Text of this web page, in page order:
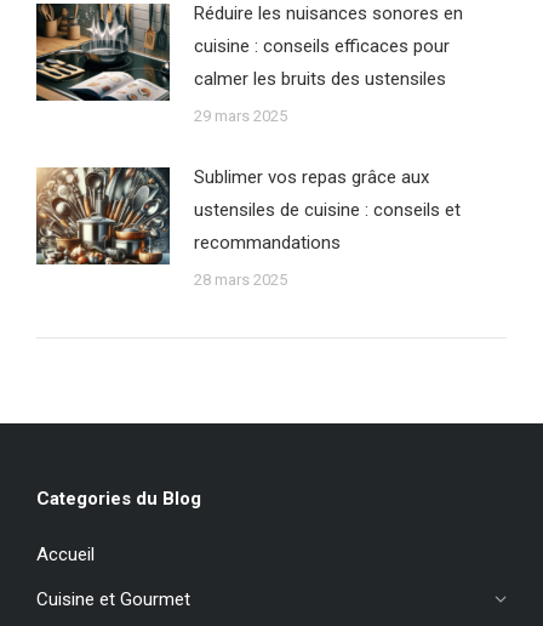
Réduire les nuisances sonores en
cuisine : conseils efficaces pour
calmer les bruits des ustensiles
29 mars 2025
Sublimer vos repas grâce aux
ustensiles de cuisine : conseils et
recommandations
28 mars 2025
Categories du Blog
Accueil
Cuisine et Gourmet